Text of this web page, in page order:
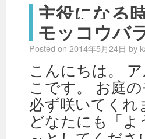
主役になる
モッコウバ
Posted on 2014年5月24日 by
こんにちは。
こです。 お庭
必ず咲いてくれ
どなたにも「